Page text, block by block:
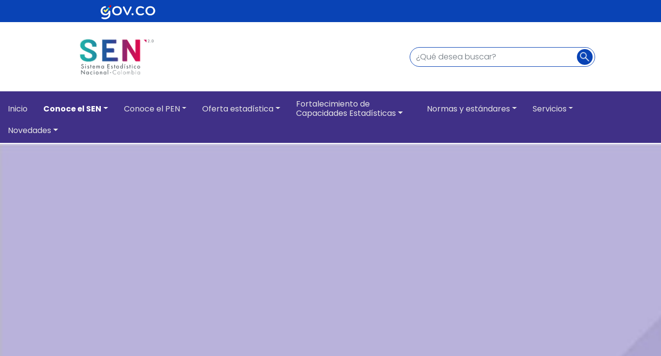
Pasar al contenido principal
Buscar Buscar
Navegación principal
Inicio Conoce el SEN Conoce el PEN Oferta estadística
Fortalecimiento de
Capacidades Estadísticas
Normas y estándares
Servicios
Novedades